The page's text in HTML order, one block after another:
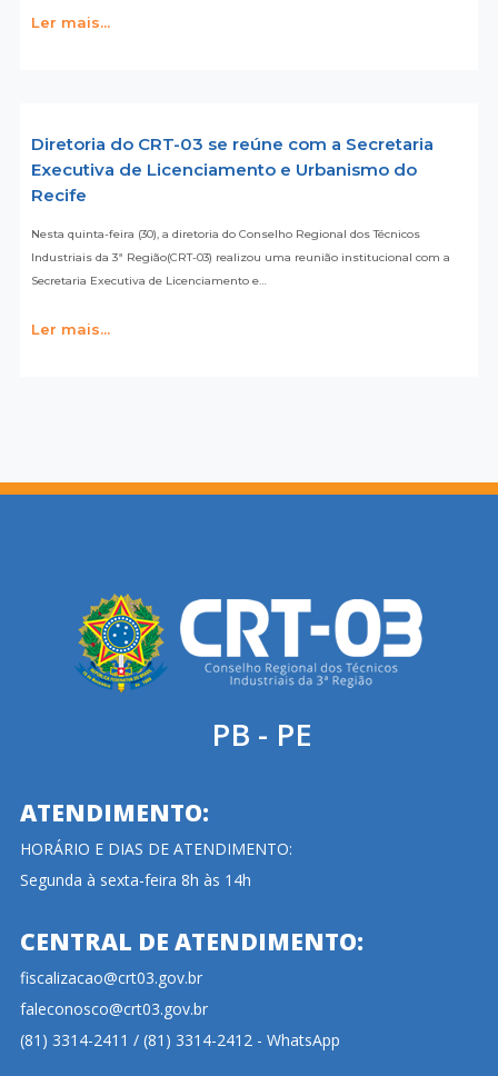
Ler mais...
Diretoria do CRT-03 se reúne com a Secretaria
Executiva de Licenciamento e Urbanismo do
Recife
Nesta quinta-feira (30), a diretoria do Conselho Regional dos Técnicos
Industriais da 3ª Região(CRT-03) realizou uma reunião institucional com a
Secretaria Executiva de Licenciamento e…
Ler mais...
PB - PE
ATENDIMENTO:
HORÁRIO E DIAS DE ATENDIMENTO:
Segunda à sexta-feira 8h às 14h
CENTRAL DE ATENDIMENTO:
fiscalizacao@crt03.gov.br
faleconosco@crt03.gov.br
(81) 3314-2411 / (81) 3314-2412 - WhatsApp